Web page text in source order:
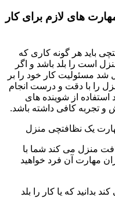
های لازم برای کار
باید هر گونه کاری که
است را بلد باشد و اگر
مسئولیت کار خود را بر
را با دقت و درست انجام
از شوینده های
و تجربه کافی داشته باشد.
یک نظافتچی منزل
منزل می کند شما با
مهارت آن فرد خواهید
بدانید که یا کار را بلد